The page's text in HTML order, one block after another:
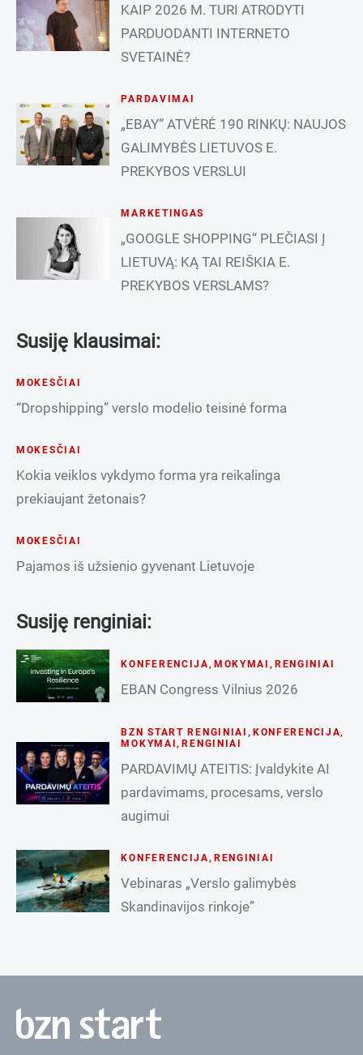
KAIP 2026 M. TURI ATRODYTI
PARDUODANTI INTERNETO
SVETAINĖ?
PARDAVIMAI
„EBAY“ ATVĖRĖ 190 RINKŲ: NAUJOS
GALIMYBĖS LIETUVOS E.
PREKYBOS VERSLUI
MARKETINGAS
„GOOGLE SHOPPING“ PLEČIASI Į
LIETUVĄ: KĄ TAI REIŠKIA E.
PREKYBOS VERSLAMS?
Susiję klausimai:
MOKESČIAI
“Dropshipping” verslo modelio teisinė forma
MOKESČIAI
Kokia veiklos vykdymo forma yra reikalinga
prekiaujant žetonais?
MOKESČIAI
Pajamos iš užsienio gyvenant Lietuvoje
Susiję renginiai:
KONFERENCIJA , MOKYMAI , RENGINIAI
EBAN Congress Vilnius 2026
BZN START RENGINIAI , KONFERENCIJA,
MOKYMAI ,RENGINIAI
PARDAVIMŲ ATEITIS: Įvaldykite AI
pardavimams, procesams, verslo
augimui
KONFERENCIJA , RENGINIAI
Vebinaras „Verslo galimybės
Skandinavijos rinkoje”